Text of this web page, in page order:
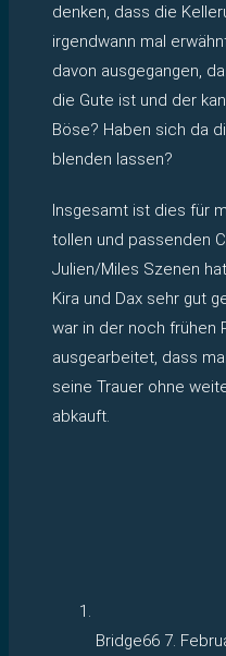
denken, dass die
irgendwann mal
davon ausgegangen,
die Gute ist und der
Böse? Haben sich da
blenden lassen?
Insgesamt ist dies für
tollen und passenden
Julien/Miles Szenen
Kira und Dax sehr gut
war in der noch frühen
ausgearbeitet, dass
seine Trauer ohne
abkauft.
Bridge66 7.